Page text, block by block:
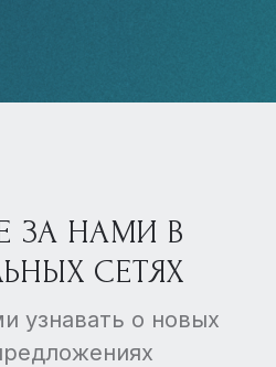
ЗА НАМИ В
СЕТЯХ
узнавать о новых